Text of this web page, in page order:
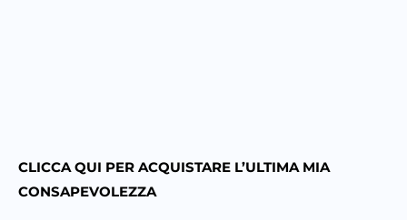
CLICCA QUI PER ACQUISTARE L’ULTIMA MIA
CONSAPEVOLEZZA